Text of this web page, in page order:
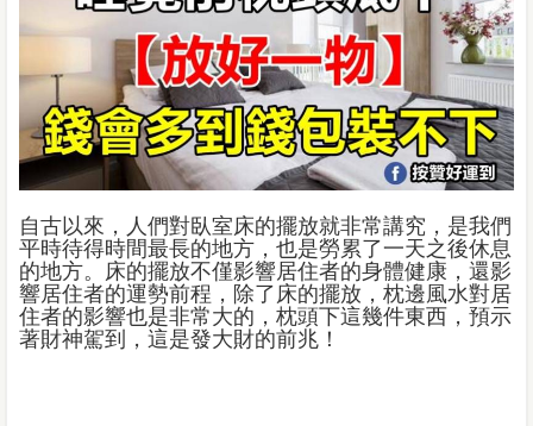
自古以來，人們對臥室床的擺放就非常講究，是我們
平時待得時間最長的地方，也是勞累了一天之後休息
的地方。床的擺放不僅影響居住者的身體健康，還影
響居住者的運勢前程，除了床的擺放，枕邊風水對居
住者的影響也是非常大的，枕頭下這幾件東西，預示
著財神駕到，這是發大財的前兆！